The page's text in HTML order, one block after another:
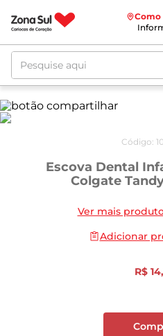
Como
Pesquise aqui
Código:
Escova Dental
Colgate
Ver mais
Adicionar
R$ 14,